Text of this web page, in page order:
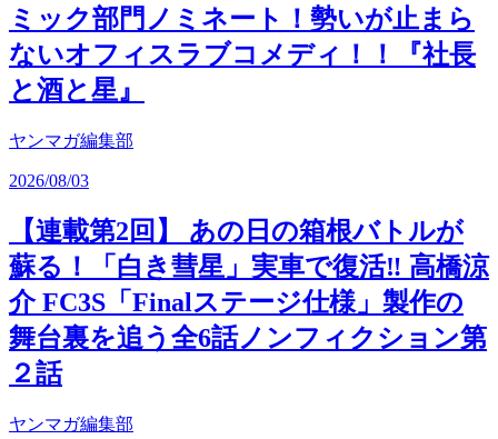
ミック部門ノミネート！勢いが止まら
ないオフィスラブコメディ！！『社長
と酒と星』
ヤンマガ編集部
2026/08/03
【連載第2回】 あの日の箱根バトルが
蘇る！「白き彗星」実車で復活‼ 高橋涼
介 FC3S「Finalステージ仕様」製作の
舞台裏を追う全6話ノンフィクション第
２話
ヤンマガ編集部